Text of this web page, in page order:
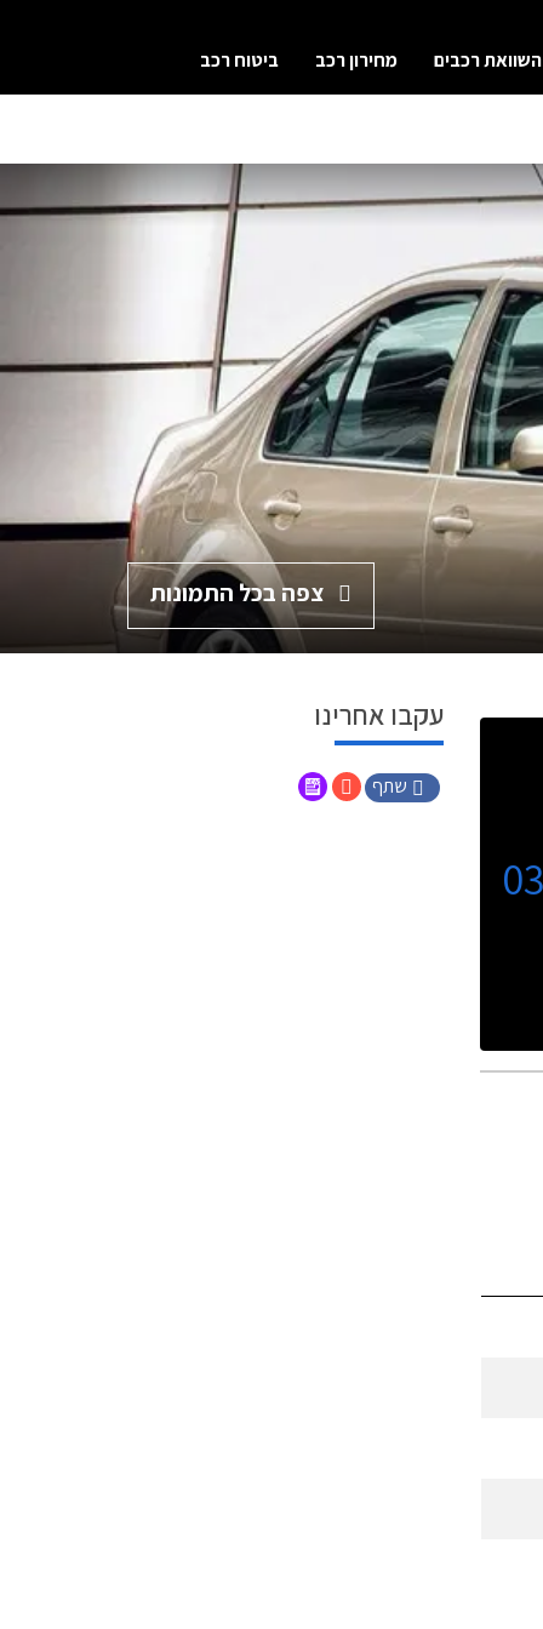
השוואת רכבים מחירון רכב ביטוח רכב
צפה בכל התמונות
עקבו אחרינו
שתף